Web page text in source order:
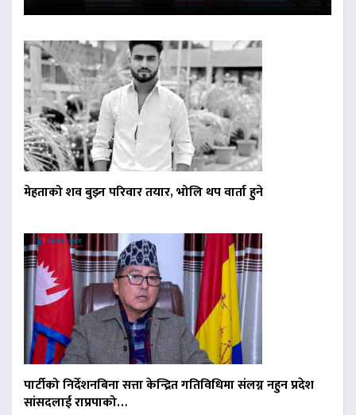
मेहताको शव बुझ्न परिवार तयार, भोलि थप वार्ता हुने
पार्टीको निर्देशनबिना सत्ता केन्द्रित गतिविधिमा संलग्न नहुन प्रदेश
सांसदलाई राप्रपाको…